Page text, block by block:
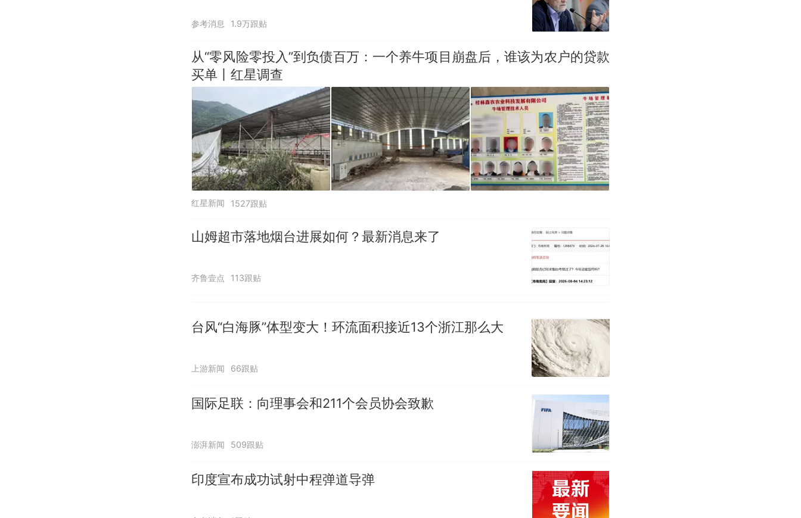
那个在床头放菜刀的女孩，因老师一句“跟我回家”改写了人生
参考消息 1.9万跟贴
从“零风险零投入”到负债百万：一个养牛项目崩盘后，谁该为农户的贷款
买单丨红星调查
红星新闻 1527跟贴
山姆超市落地烟台进展如何？最新消息来了
齐鲁壹点 113跟贴
台风“白海豚”体型变大！环流面积接近13个浙江那么大
上游新闻 66跟贴
国际足联：向理事会和211个会员协会致歉
澎湃新闻 509跟贴
印度宣布成功试射中程弹道导弹